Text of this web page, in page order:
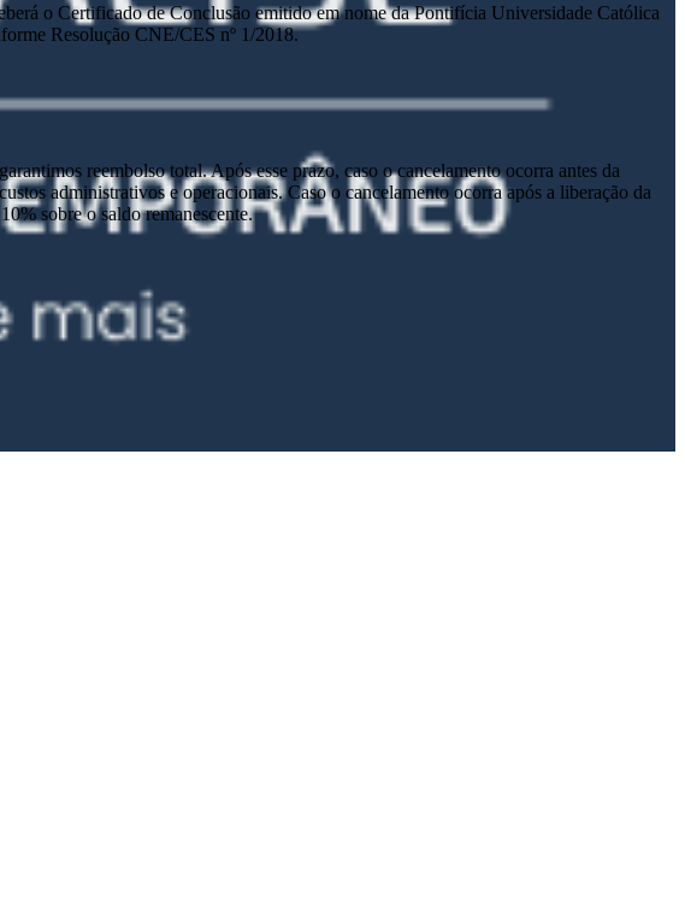
o Certificado de Conclusão emitido em nome da Pontifícia Universidade Católica
Resolução CNE/CES nº 1/2018.
reembolso total. Após esse prazo, caso o cancelamento ocorra antes da
administrativos e operacionais. Caso o cancelamento ocorra após a liberação da
sobre o saldo remanescente.